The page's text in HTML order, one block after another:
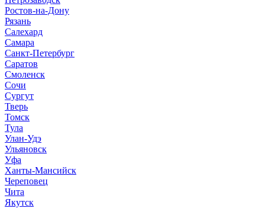
Ростов-на-Дону
Рязань
Салехард
Самара
Санкт-Петербург
Саратов
Смоленск
Сочи
Сургут
Тверь
Томск
Тула
Улан-Удэ
Ульяновск
Уфа
Ханты-Мансийск
Череповец
Чита
Якутск